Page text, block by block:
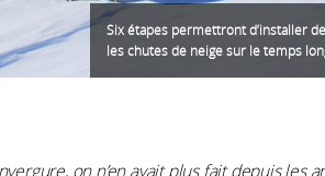
Six étapes permettront d’installer
les chutes de neige sur le temps
on n’en avait plus fait depuis les